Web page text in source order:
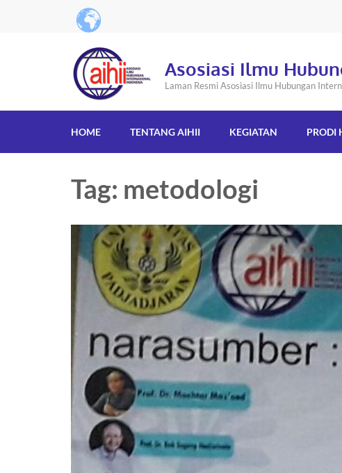
Asosiasi Ilmu
Laman Resmi Asosiasi Ilmu Hubungan
HOME TENTANG AIHII KEGIATAN PRODI
Tag: metodologi